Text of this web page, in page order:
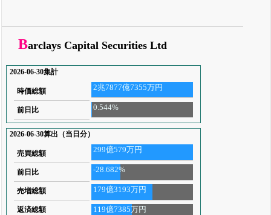
Barclays Capital Securities Ltd
2026-06-30集計
時価総額 2兆7877億7355万円
前日比 0.544%
2026-06-30算出（当日分）
売買総額 299億579万円
前日比 -28.682%
売増総額 179億3193万円
返済総額 119億7385万円